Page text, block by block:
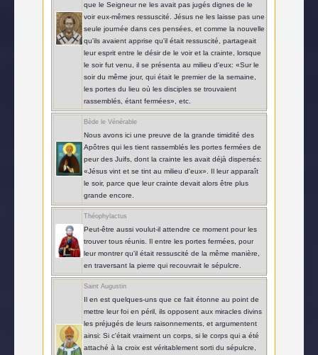
que le Seigneur ne les avait pas jugés dignes de le
voir eux-mêmes ressuscité. Jésus ne les laisse pas une
seule journée dans ces pensées, et comme la nouvelle
qu'ils avaient apprise qu'il était ressuscité, partageait
leur esprit entre le désir de le voir et la crainte, lorsque
le soir fut venu, il se présenta au milieu d'eux: «Sur le
soir du même jour, qui était le premier de la semaine,
les portes du lieu où les disciples se trouvaient
rassemblés, étant fermées», etc.
Bède le Vénérable
Nous avons ici une preuve de la grande timidité des
Apôtres qui les tient rassemblés les portes fermées de
peur des Juifs, dont la crainte les avait déjà dispersés:
«Jésus vint et se tint au milieu d'eux». Il leur apparaît
le soir, parce que leur crainte devait alors être plus
grande encore.
Théophylactus
Peut-être aussi voulut-il attendre ce moment pour les
trouver tous réunis. Il entre les portes fermées, pour
leur montrer qu'il était ressuscité de la même manière,
en traversant la pierre qui recouvrait le sépulcre.
Saint Augustin
Il en est quelques-uns que ce fait étonne au point de
mettre leur foi en péril, ils opposent aux miracles divins
les préjugés de leurs raisonnements, et argumentent
ainsi: Si c'était vraiment un corps, si le corps qui a été
attaché à la croix est véritablement sorti du sépulcre,